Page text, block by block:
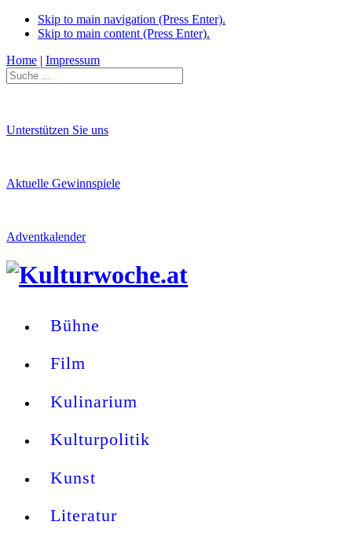
Skip to main navigation (Press Enter).
Skip to main content (Press Enter).
Home | Impressum
Unterstützen Sie uns
Aktuelle Gewinnspiele
Adventkalender
Bühne
Film
Kulinarium
Kulturpolitik
Kunst
Literatur